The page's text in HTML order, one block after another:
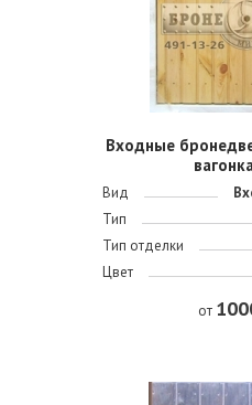
Входные
Вид
Тип
Тип отделки
Цвет
от